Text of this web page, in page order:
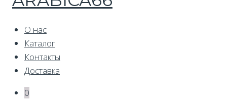
О нас
Каталог
Контакты
Доставка
0